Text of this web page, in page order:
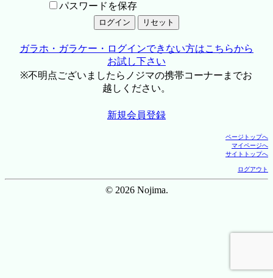
パスワードを保存
ガラホ・ガラケー・ログインできない方はこちらから
お試し下さい
※不明点ございましたらノジマの携帯コーナーまでお
越しください。
新規会員登録
ページトップへ
マイページへ
サイトトップへ
ログアウト
© 2026 Nojima.